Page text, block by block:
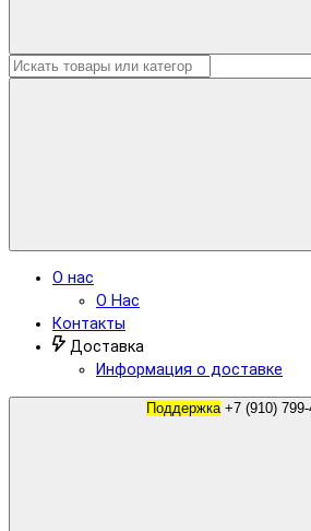
О нас
О Нас
Контакты
Доставка
Информация о доставке
Поддержка